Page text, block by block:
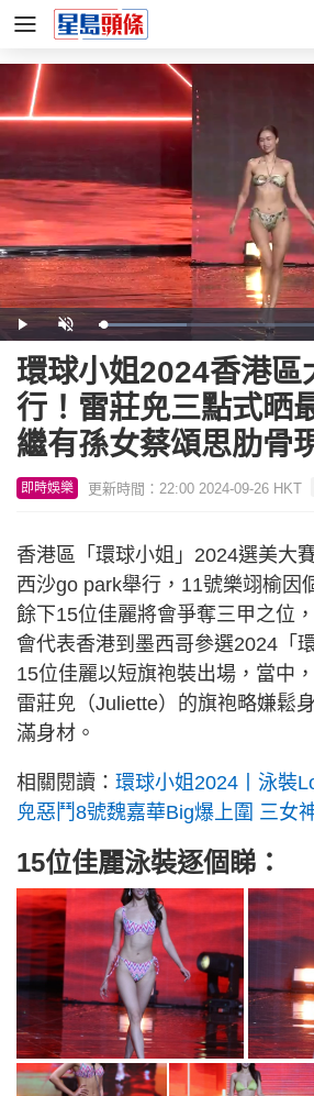
Play Unmute Loaded:
35.90%
環球小姐2024香港區
行！雷莊𠒇三點式晒
繼有孫女蔡頌思肋骨
即時娛樂 更新時間：22:00 2024-09-26 HKT
香港區「環球小姐」2024選美大
西沙go park舉行，11號樂翊榆因
餘下15位佳麗將會爭奪三甲之位
會代表香港到墨西哥參選2024「
15位佳麗以短旗袍裝出場，當中
雷莊𠒇（Juliette）的旗袍略嫌鬆
滿身材。
相關閱讀： 環球小姐2024丨泳裝
𠒇惡鬥8號魏嘉華Big爆上圍 三女
15位佳麗泳裝逐個睇：